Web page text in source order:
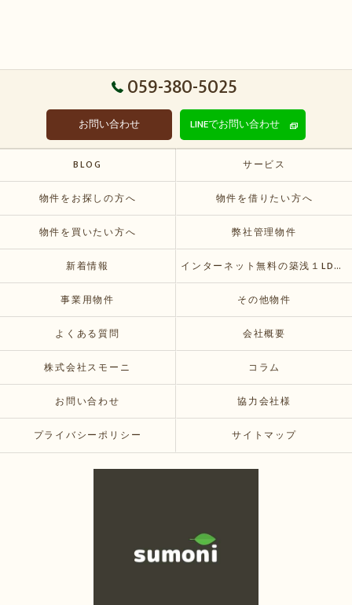
059-380-5025
お問い合わせ LINEでお問い合わせ
BLOG サービス
物件をお探しの方へ 物件を借りたい方へ
物件を買いたい方へ 弊社管理物件
新着情報 インターネット無料の築浅１LDKおすすめ賃貸物件が空いてきます
事業用物件 その他物件
よくある質問 会社概要
株式会社スモーニ コラム
お問い合わせ 協力会社様
プライバシーポリシー サイトマップ